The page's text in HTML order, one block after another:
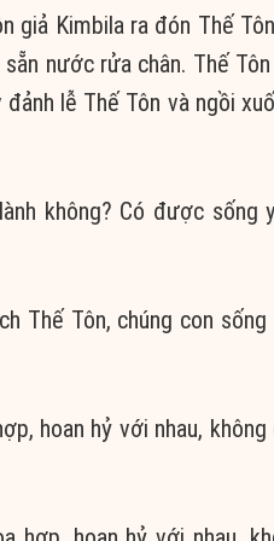
giả Kimbila ra đón Thế
nước rửa chân. Thế
lễ Thế Tôn và ngồi
không? Có được
Thế Tôn, chúng con
hoan hỷ với nhau,